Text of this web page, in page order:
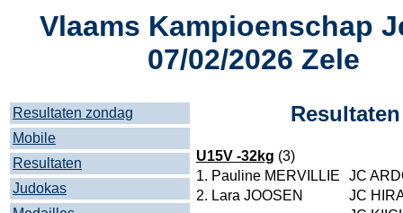
Vlaams Kampioenschap
07/02/2026 Zele
Resultaten zondag
Mobile
Resultaten
Judokas
Resultaten
U15V -32kg (3)
1. Pauline MERVILLIE
JC
2. Lara JOOSEN
JC